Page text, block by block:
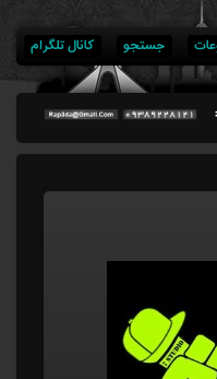
جستجو کانال تلگرام